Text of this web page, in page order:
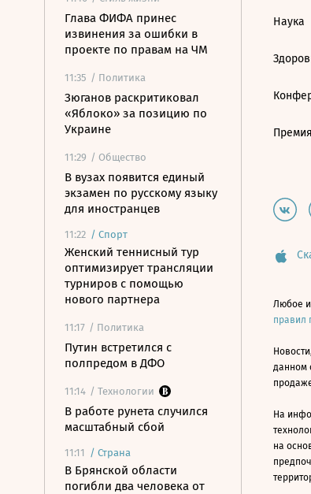
Глава ФИФА принес
извинения за ошибки в
проекте по правам на ЧМ
11:35 / Политика
Зюганов раскритиковал
«Яблоко» за позицию по
Украине
11:29 / Общество
В вузах появится единый
экзамен по русскому языку
для иностранцев
11:22 / Спорт
Женский теннисный тур
оптимизирует трансляции
турниров с помощью
нового партнера
11:17 / Политика
Путин встретился с
полпредом в ДФО
11:14 / Технологии
В работе рунета случился
масштабный сбой
11:11 / Страна
В Брянской области
погибли два человека от
Наука
Любое
правил
данном
На
на